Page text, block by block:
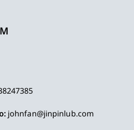
johnfan@jinpinlub.com